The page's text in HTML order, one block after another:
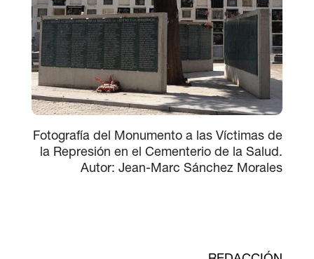
Fotografía del Monumento a las Víctimas de
la Represión en el Cementerio de la Salud.
Autor: Jean-Marc Sánchez Morales